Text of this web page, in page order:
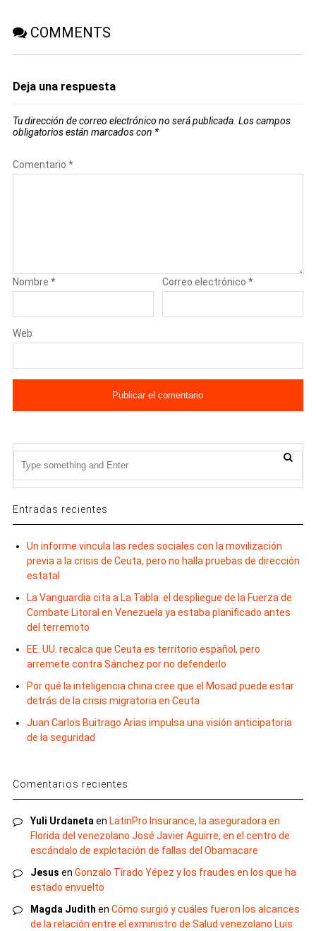
COMMENTS
Deja una respuesta
Tu dirección de correo electrónico no será publicada. Los campos
obligatorios están marcados con *
Comentario *
Nombre * Correo electrónico*
Web
Entradas recientes
Un informe vincula las redes sociales con la movilización
previa a la crisis de Ceuta, pero no halla pruebas de dirección
estatal
La Vanguardia cita a La Tabla: el despliegue de la Fuerza de
Combate Litoral en Venezuela ya estaba planificado antes
del terremoto
EE. UU. recalca que Ceuta es territorio español, pero
arremete contra Sánchez por no defenderlo
Por qué la inteligencia china cree que el Mosad puede estar
detrás de la crisis migratoria en Ceuta
Juan Carlos Buitrago Arias impulsa una visión anticipatoria
de la seguridad
Comentarios recientes
Yuli Urdaneta en LatinPro Insurance, la aseguradora en
Florida del venezolano José Javier Aguirre, en el centro de
escándalo de explotación de fallas del Obamacare
Jesus en Gonzalo Tirado Yépez y los fraudes en los que ha
estado envuelto
Magda Judith en Cómo surgió y cuáles fueron los alcances
de la relación entre el exministro de Salud venezolano Luis